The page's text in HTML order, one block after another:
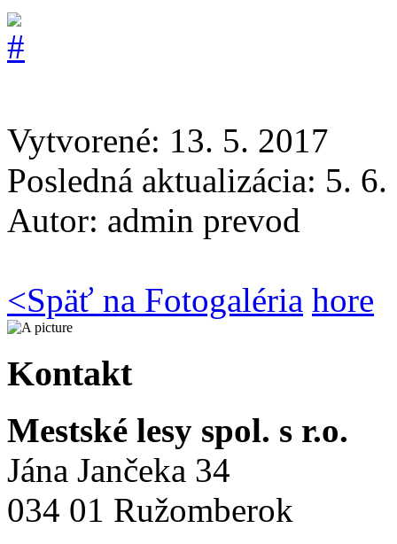
Vytvorené: 13. 5. 2017
Posledná aktualizácia: 5.
Autor: admin prevod
<Späť na Fotogaléria hore
Kontakt
Mestské lesy spol. s r.o.
Jána Jančeka 34
034 01 Ružomberok